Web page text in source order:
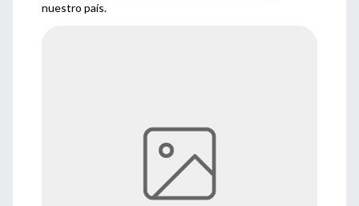
nuestro país.